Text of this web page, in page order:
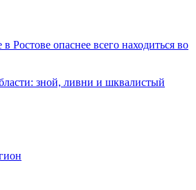
Ростове опаснее всего находиться во
зной, ливни и шквалистый